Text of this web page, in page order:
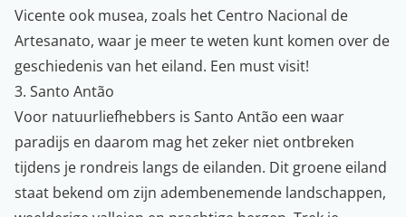
Vicente ook musea, zoals het Centro Nacional de
Artesanato, waar je meer te weten kunt komen over de
geschiedenis van het eiland. Een must visit!
3. Santo Antão
Voor natuurliefhebbers is Santo Antão een waar
paradijs en daarom mag het zeker niet ontbreken
tijdens je rondreis langs de eilanden. Dit groene eiland
staat bekend om zijn adembenemende landschappen,